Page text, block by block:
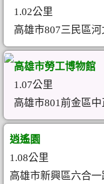
1.02公里
高雄市807三民區
高雄市勞工博物館
1.07公里
高雄市801前金區
逍遙園
1.08公里
高雄市新興區六合